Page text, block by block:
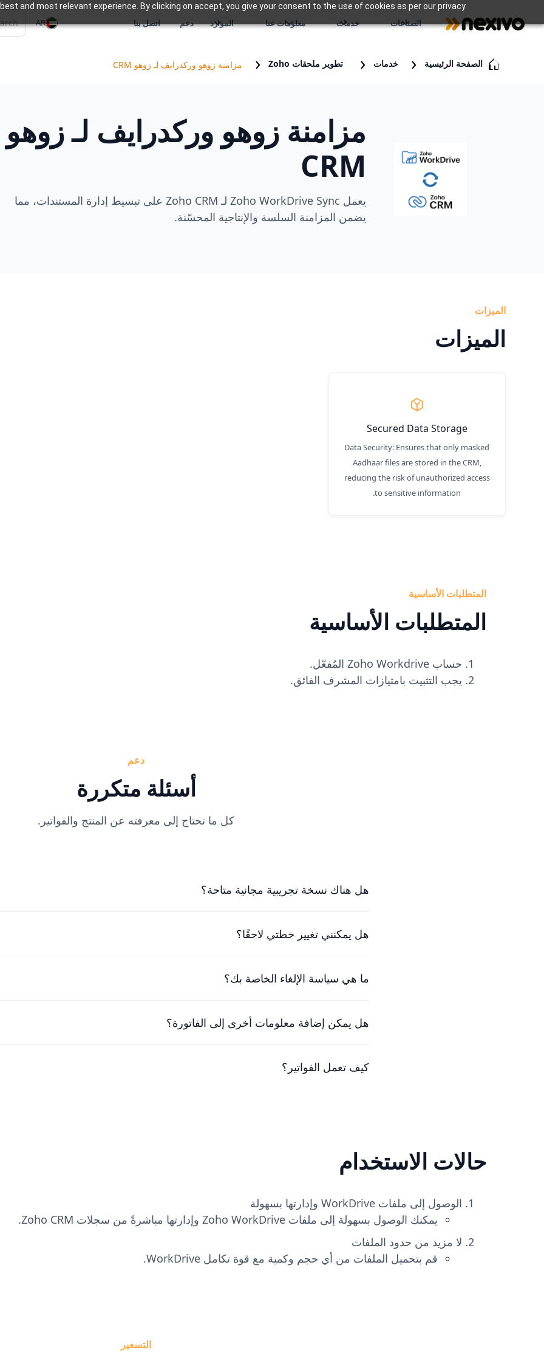
and most relevant experience. By clicking on accept, you give your consent to the use of cookies as per our privacy
الصناعات خدمات معلومات عنا الموارد دعم اتصل بنا AR
الصفحة الرئيسية خدمات تطوير ملحقات Zoho مزامنة زوهو وركدرايف لـ زوهو CRM
مزامنة زوهو وركدرايف لـ زوهو
CRM
يعمل Zoho WorkDrive Sync لـ Zoho CRM على تبسيط إدارة المستندات، مما
يضمن المزامنة السلسة والإنتاجية المحسّنة.
الميزات
الميزات
Secured Data Storage
Data Security: Ensures that only masked
Aadhaar files are stored in the CRM,
reducing the risk of unauthorized access
to sensitive information.
المتطلبات الأساسية
المتطلبات الأساسية
حساب Zoho Workdrive المُفعّل.
يجب التثبيت بامتيازات المشرف الفائق.
دعم
أسئلة متكررة
كل ما تحتاج إلى معرفته عن المنتج والفواتير.
هل هناك نسخة تجريبية مجانية متاحة؟
هل يمكنني تغيير خطتي لاحقًا؟
ما هي سياسة الإلغاء الخاصة بك؟
هل يمكن إضافة معلومات أخرى إلى الفاتورة؟
كيف تعمل الفواتير؟
حالات الاستخدام
الوصول إلى ملفات WorkDrive وإدارتها بسهولة
يمكنك الوصول بسهولة إلى ملفات Zoho WorkDrive وإدارتها مباشرةً من سجلات Zoho CRM.
لا مزيد من حدود الملفات
قم بتحميل الملفات من أي حجم وكمية مع قوة تكامل WorkDrive.
التسعير